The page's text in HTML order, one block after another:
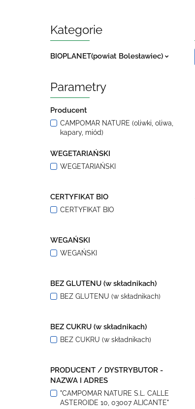
Kategorie
BIOPLANET(powiat Bolesławiec)
Parametry
Producent
CAMPOMAR NATURE (oliwki, oliwa,
kapary, miód)
WEGETARIAŃSKI
WEGETARIAŃSKI
CERTYFIKAT BIO
CERTYFIKAT BIO
WEGAŃSKI
WEGAŃSKI
BEZ GLUTENU (w składnikach)
BEZ GLUTENU (w składnikach)
BEZ CUKRU (w składnikach)
BEZ CUKRU (w składnikach)
PRODUCENT / DYSTRYBUTOR -
NAZWA I ADRES
"CAMPOMAR NATURE S.L. CALLE
ASTEROIDE 10, 03007 ALICANTE"